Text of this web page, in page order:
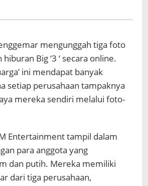
mengunggah tiga foto
Big ‘3 ‘ secara online.
ini mendapat banyak
setiap perusahaan tampaknya
mereka sendiri melalui foto-
Entertainment tampil dalam
para anggota yang
dan putih. Mereka memiliki
dari tiga perusahaan,